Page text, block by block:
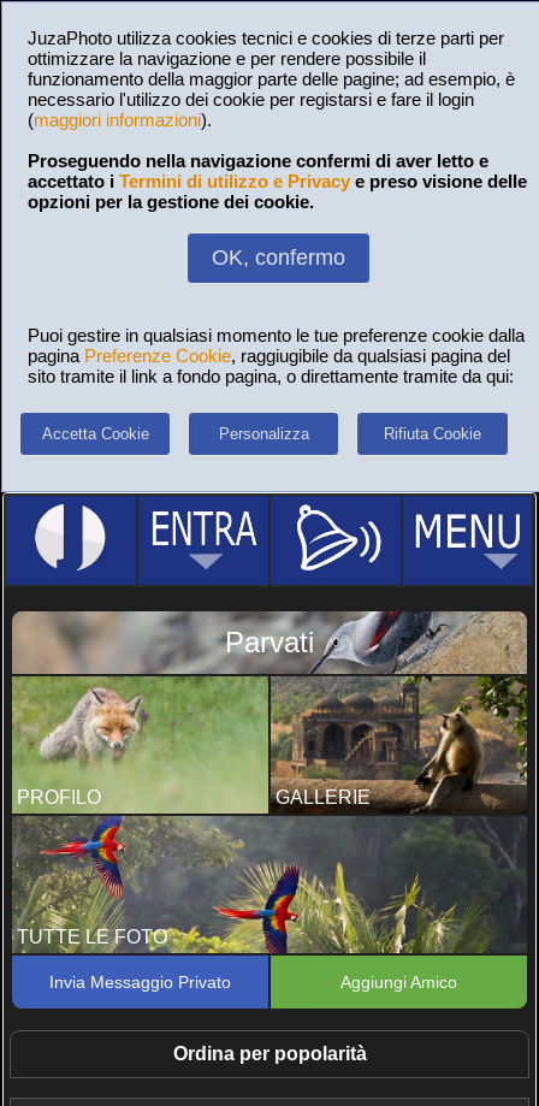
JuzaPhoto utilizza cookies tecnici e cookies di terze parti per
ottimizzare la navigazione e per rendere possibile il
funzionamento della maggior parte delle pagine; ad esempio, è
necessario l'utilizzo dei cookie per registarsi e fare il login
(maggiori informazioni).
Proseguendo nella navigazione confermi di aver letto e
accettato i Termini di utilizzo e Privacy e preso visione delle
opzioni per la gestione dei cookie.
OK, confermo
Puoi gestire in qualsiasi momento le tue preferenze cookie dalla
pagina Preferenze Cookie, raggiugibile da qualsiasi pagina del
sito tramite il link a fondo pagina, o direttamente tramite da qui:
Accetta Cookie Personalizza Rifiuta Cookie
Parvati
PROFILO GALLERIE
TUTTE LE FOTO
Invia Messaggio Privato Aggiungi Amico
Ordina per popolarità